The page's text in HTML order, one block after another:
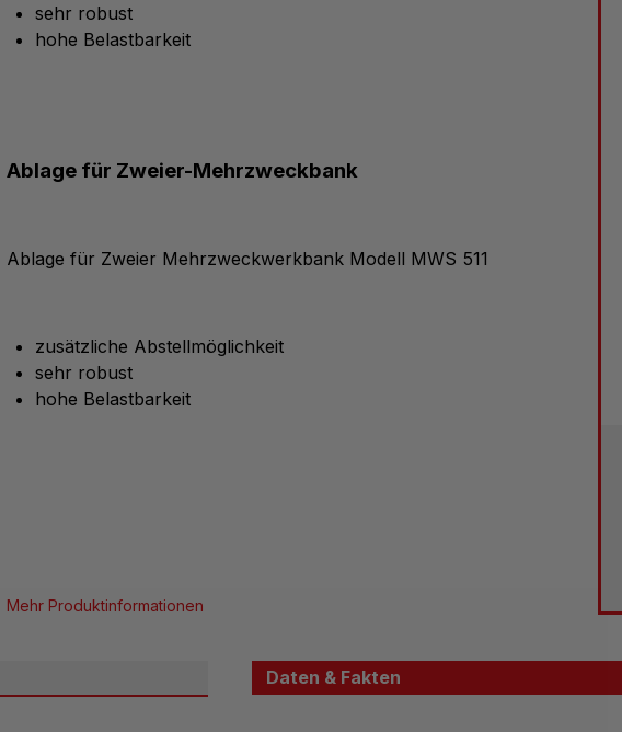
sehr robust
hohe Belastbarkeit
Ablage für Zweier-Mehrzweckbank
Ablage für Zweier Mehrzweckwerkbank Modell MWS 511
zusätzliche Abstellmöglichkeit
sehr robust
hohe Belastbarkeit
Mehr Produktinformationen
Daten & Fakten